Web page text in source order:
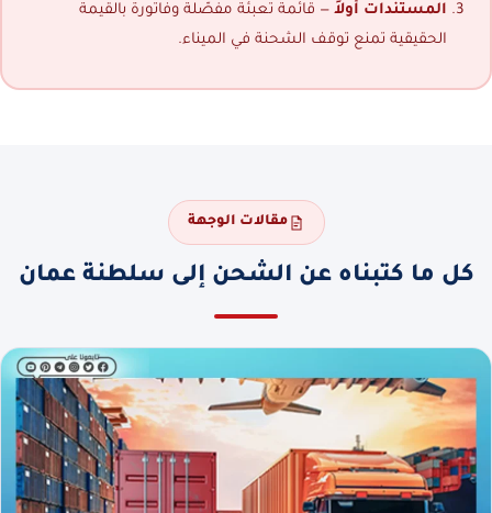
المستندات أولاً — قائمة تعبئة مفصّلة وفاتورة بالقيمة
الحقيقية تمنع توقف الشحنة في الميناء.
مقالات الوجهة
كل ما كتبناه عن الشحن إلى سلطنة عمان